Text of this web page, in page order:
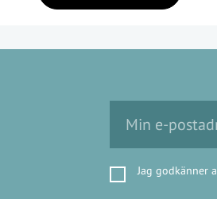
Jag godkänner